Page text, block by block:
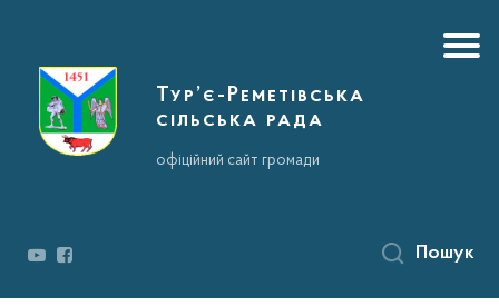
Тур’є-Реметівська
сільська рада
офіційний сайт громади
Пошук